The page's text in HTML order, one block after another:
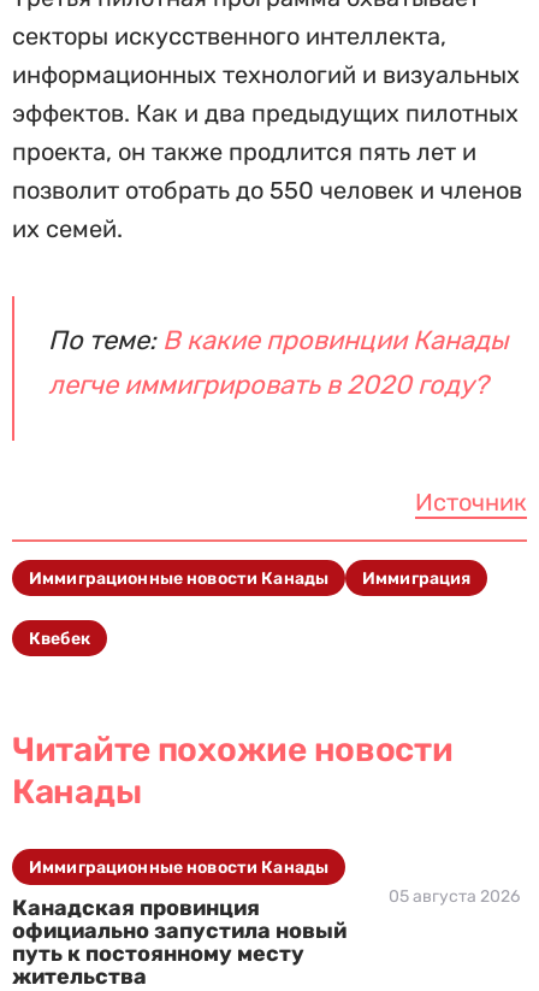
секторы искусственного интеллекта,
информационных технологий и визуальных
эффектов. Как и два предыдущих пилотных
проекта, он также продлится пять лет и
позволит отобрать до 550 человек и членов
их семей.
По теме: В какие провинции Канады
легче иммигрировать в 2020 году?
Источник
Иммиграционные новости Канады Иммиграция
Квебек
Читайте похожие новости
Канады
Канадская провинция
официально запустила новый
путь к постоянному месту
жительства
05 августа 2026
Иммиграционные новости Канады